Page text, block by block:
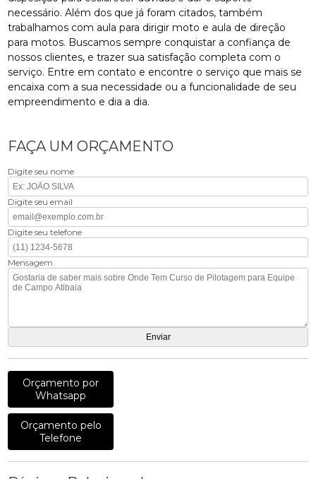
necessário. Além dos que já foram citados, também
trabalhamos com aula para dirigir moto e aula de direção
para motos. Buscamos sempre conquistar a confiança de
nossos clientes, e trazer sua satisfação completa com o
serviço. Entre em contato e encontre o serviço que mais se
encaixa com a sua necessidade ou a funcionalidade de seu
empreendimento e dia a dia.
FAÇA UM ORÇAMENTO
Digite seu nome
Digite seu email
Digite seu telefone
Mensagem
Orçamento por
Whatsapp
Orçamento pelo
Telefone